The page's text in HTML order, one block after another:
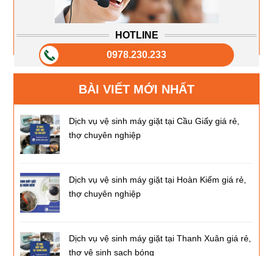
HOTLINE
0978.230.233
BÀI VIẾT MỚI NHẤT
Dịch vụ vệ sinh máy giặt tại Cầu Giấy giá rẻ,
thợ chuyên nghiệp
Dịch vụ vệ sinh máy giặt tại Hoàn Kiếm giá rẻ,
thợ chuyên nghiệp
Dịch vụ vệ sinh máy giặt tại Thanh Xuân giá rẻ,
thợ vệ sinh sạch bóng